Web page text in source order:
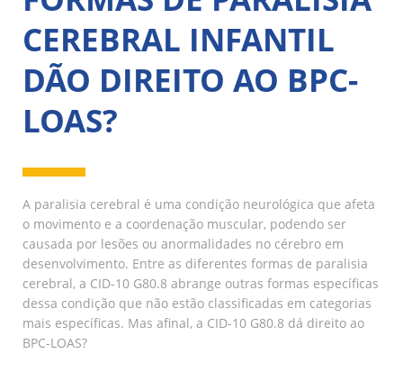
CEREBRAL INFANTIL
DÃO DIREITO AO BPC-
LOAS?
A paralisia cerebral é uma condição neurológica que afeta
o movimento e a coordenação muscular, podendo ser
causada por lesões ou anormalidades no cérebro em
desenvolvimento. Entre as diferentes formas de paralisia
cerebral, a CID-10 G80.8 abrange outras formas específicas
dessa condição que não estão classificadas em categorias
mais específicas. Mas afinal, a CID-10 G80.8 dá direito ao
BPC-LOAS?